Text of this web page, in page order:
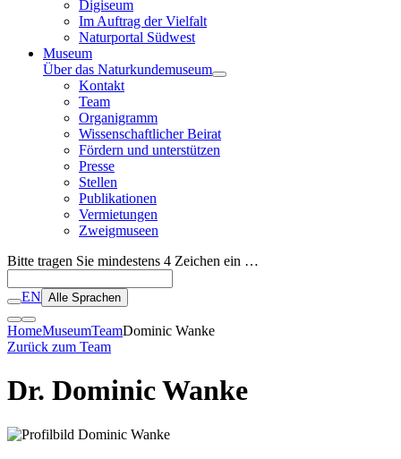
Digiseum
Im Auftrag der Vielfalt
Naturportal Südwest
Museum
Über das Naturkundemuseum
Kontakt
Team
Organigramm
Wissenschaftlicher Beirat
Fördern und unterstützen
Presse
Stellen
Publikationen
Vermietungen
Zweigmuseen
Bitte tragen Sie mindestens 4 Zeichen ein …
EN Alle Sprachen
HomeMuseumTeamDominic Wanke
Zurück zum Team
Dr. Dominic Wanke